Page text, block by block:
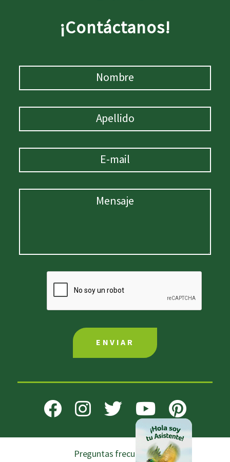
¡Contáctanos!
Preguntas frecuentes